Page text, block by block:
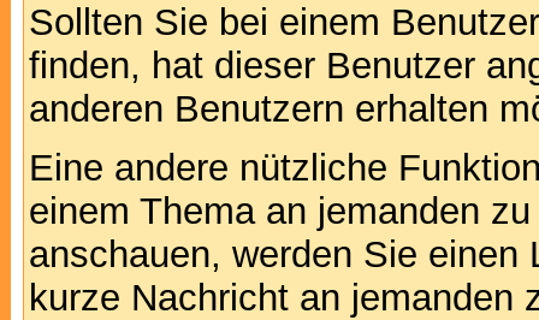
Sollten Sie bei einem
finden, hat dieser Benutzer
anderen Benutzern erhalten
Eine andere nützliche
einem Thema an jemanden
anschauen, werden Sie
kurze Nachricht an jemanden